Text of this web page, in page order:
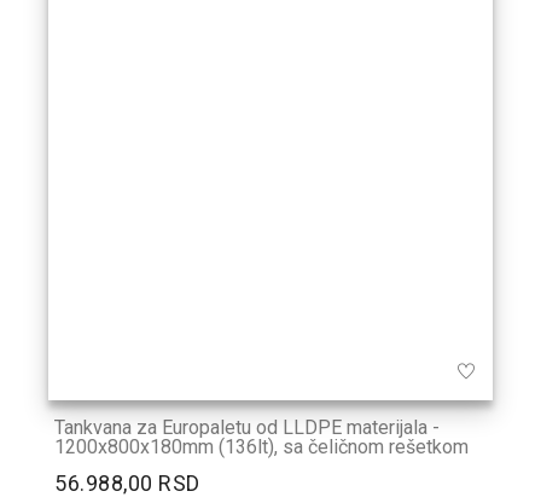
Tankvana za Europaletu od LLDPE materijala -
1200x800x180mm (136lt), sa čeličnom rešetkom
56.988,00 RSD